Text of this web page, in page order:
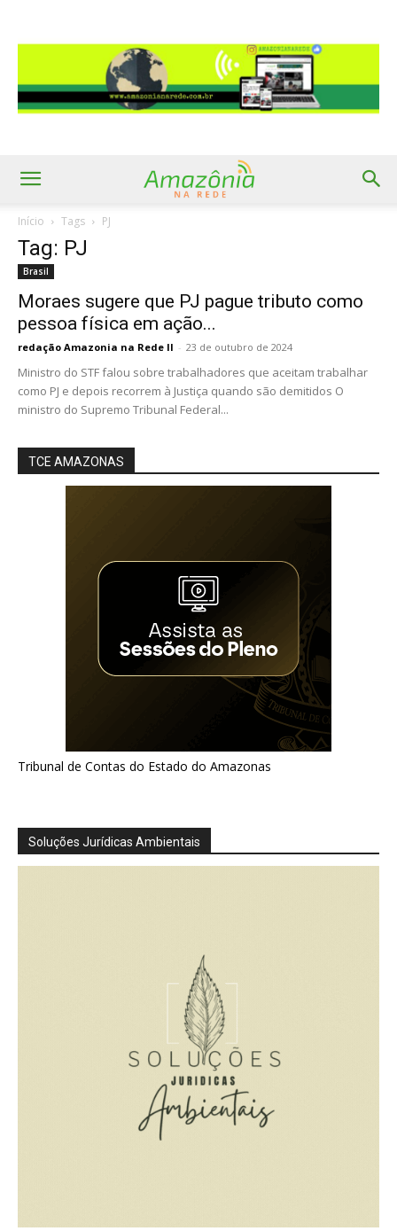
Início Tags PJ
Tag: PJ
Brasil
Moraes sugere que PJ pague tributo como
pessoa física em ação...
redação Amazonia na Rede II - 23 de outubro de 2024
Ministro do STF falou sobre trabalhadores que aceitam trabalhar
como PJ e depois recorrem à Justiça quando são demitidos O
ministro do Supremo Tribunal Federal...
TCE AMAZONAS
Tribunal de Contas do Estado do Amazonas
Soluções Jurídicas Ambientais